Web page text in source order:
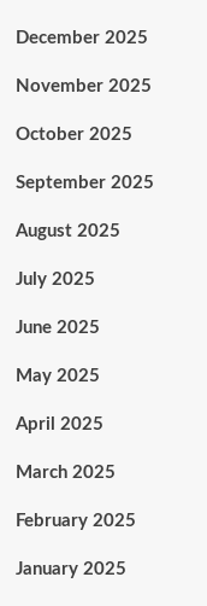
December 2025
November 2025
October 2025
September 2025
August 2025
July 2025
June 2025
May 2025
April 2025
March 2025
February 2025
January 2025